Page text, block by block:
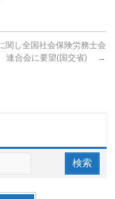
関し全国社会保険労務士会
連合会に要望(国交省)
→